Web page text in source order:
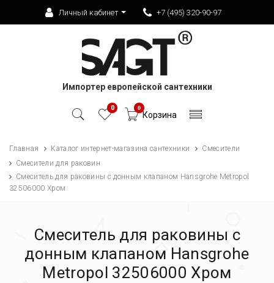
Личный кабинет +7 (495) 320-90-97
Импортер европейской сантехники
0 0
Корзина
Главная Каталог интернет-магазина сантехники
Смесители
Смесители для раковин
Смеситель для раковины с донным клапаном Hansgrohe Metropol
32506000 Хром
Смеситель для раковины с
донным клапаном Hansgrohe
Metropol 32506000 Хром